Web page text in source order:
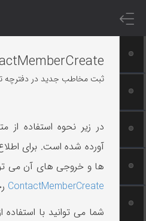
ثبت مخاطب جدید در دفترچه
آورده شده است. برای
ها و خروجی های آن می
ContactMemberCreate
شما می توانید با